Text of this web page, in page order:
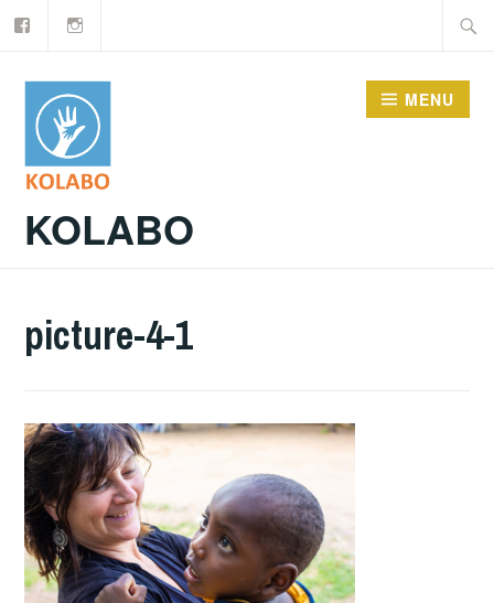
Doorgaan
inhoud
KOLABO
MENU
picture-4-1